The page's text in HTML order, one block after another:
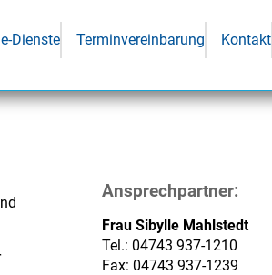
Dienste Terminvereinbarung Kontakt
Ansprechpartner:
Frau Sibylle Mahlstedt
Tel.: 04743 937-1210
Fax: 04743 937-1239